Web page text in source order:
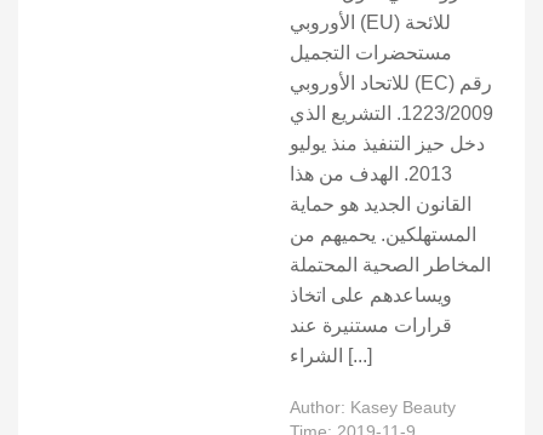
الأوروبي (EU) للائحة
مستحضرات التجميل
للاتحاد الأوروبي (EC) رقم
1223/2009. التشريع الذي
دخل حيز التنفيذ منذ يوليو
2013. الهدف من هذا
القانون الجديد هو حماية
المستهلكين. يحميهم من
المخاطر الصحية المحتملة
ويساعدهم على اتخاذ
قرارات مستنيرة عند
الشراء [...]
Author: Kasey Beauty